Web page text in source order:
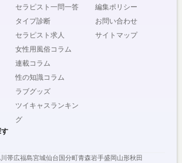
セラピスト一問一答
タイプ診断
セラピスト求人
女性用風俗コラム
連載コラム
性の知識コラム
ラブグッズ
ツイキャスランキン
グ
編集ポリシー
お問い合わせ
サイトマップ
帯広福島宮城仙台 国分町青森岩手盛岡山形秋田